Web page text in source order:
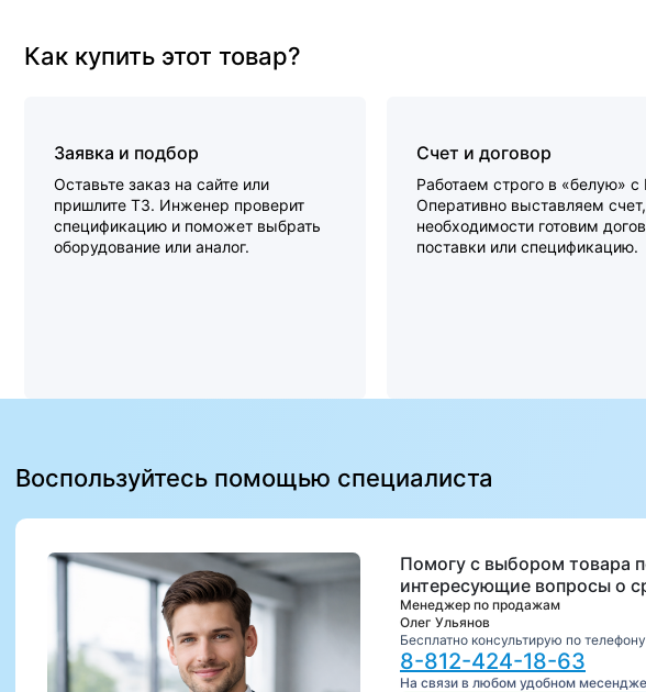
Как купить этот товар?
Заявка и подбор
Оставьте заказ на сайте или
пришлите ТЗ. Инженер проверит
спецификацию и поможет выбрать
оборудование или аналог.
Счет и договор
Работаем строго в «белую»
Оперативно выставляем
необходимости готовим
поставки или спецификацию.
Воспользуйтесь помощью специалиста
Помогу с выбором товара
интересующие вопросы о
Менеджер по продажам
Олег Ульянов
Бесплатно консультирую по
8-812-424-18-63
На связи в любом удобном